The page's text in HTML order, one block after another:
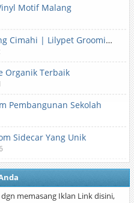
Motif Malang
Grooming Kucing & Anjing Cimahi | Lilypet Grooming & Pet Hotel
Organik Terbaik
Pembangunan Sekolah
Sidecar Yang Unik
memasang Iklan Link disini,